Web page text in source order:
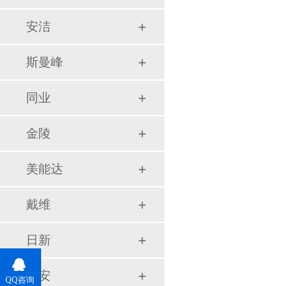
安洁
斯曼峰
同业
金陵
美能达
戴维
日新
申安
QQ咨询